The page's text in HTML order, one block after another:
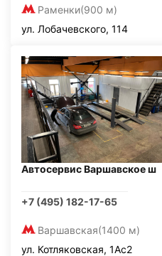
Раменки(900 м)
ул. Лобачевского, 114
Автосервис Варшавское ш
+7 (495) 182-17-65
Варшавская(1400 м)
ул. Котляковская, 1Ас2